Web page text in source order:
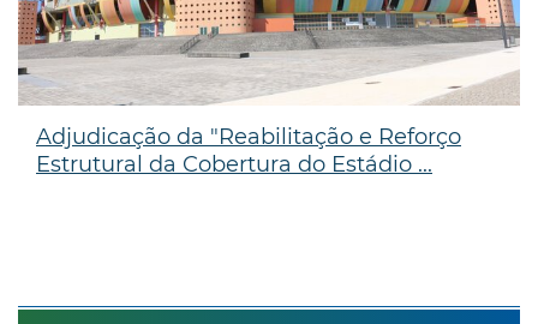
Adjudicação da "Reabilitação e Reforço
Estrutural da Cobertura do Estádio ...